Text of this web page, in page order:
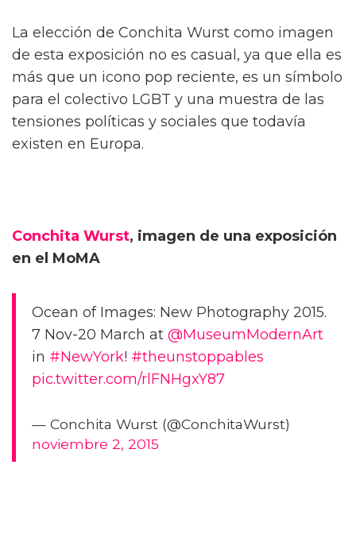
La elección de Conchita Wurst como imagen
de esta exposición no es casual, ya que ella es
más que un icono pop reciente, es un símbolo
para el colectivo LGBT y una muestra de las
tensiones políticas y sociales que todavía
existen en Europa.
Conchita Wurst, imagen de una exposición
en el MoMA
Ocean of Images: New Photography 2015.
7 Nov-20 March at @MuseumModernArt
in #NewYork! #theunstoppables
pic.twitter.com/rlFNHgxY87
— Conchita Wurst (@ConchitaWurst)
noviembre 2, 2015